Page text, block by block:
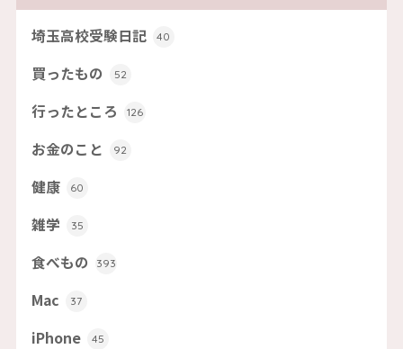
埼玉高校受験日記 40
買ったもの 52
行ったところ 126
お金のこと 92
健康 60
雑学 35
食べもの 393
Mac 37
iPhone 45